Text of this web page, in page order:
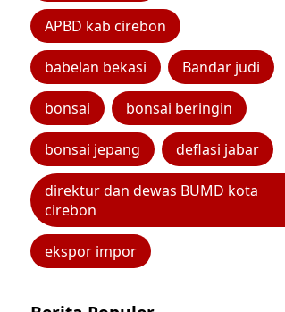
APBD kab cirebon
babelan bekasi Bandar judi
bonsai bonsai beringin
bonsai jepang deflasi jabar
direktur dan dewas BUMD kota
cirebon
ekspor impor